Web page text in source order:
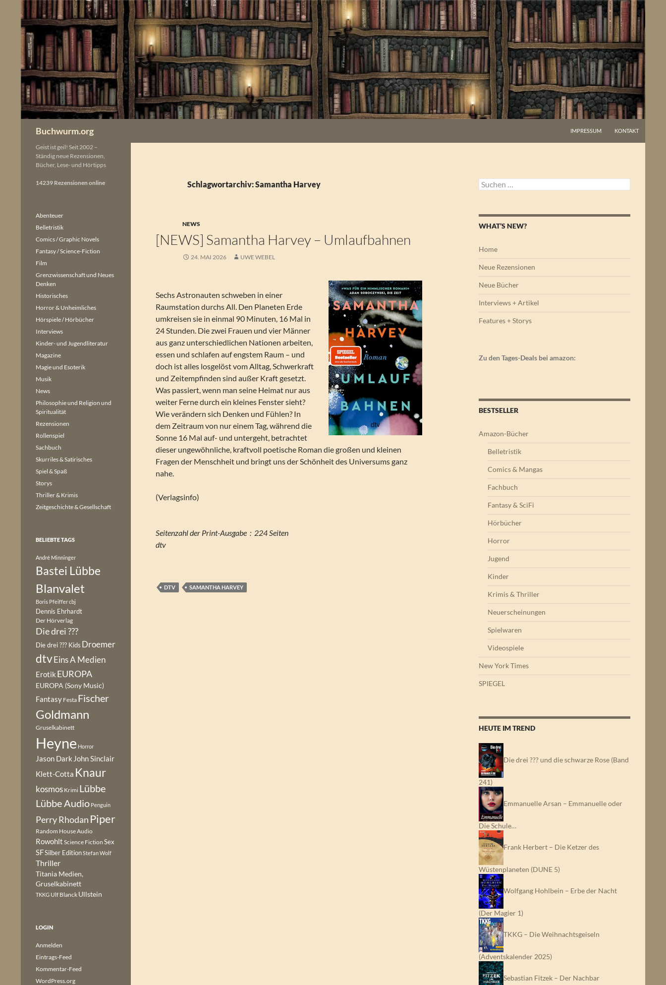
springen
Buchwurm.org IMPRESSUM KONTAKT
Schlagwortarchiv: Samantha Harvey
NEWS
[NEWS] Samantha Harvey – Umlaufbahnen
24. MAI 2026 UWE WEBEL
Sechs Astronauten schweben in einer
Raumstation durchs All. Den Planeten Erde
umkreisen sie in einmal 90 Minuten, 16 Mal in
24 Stunden. Die zwei Frauen und vier Männer
aus ganz unterschiedlichen Nationen arbeiten,
essen und schlafen auf engstem Raum – und
doch ist alles losgelöst vom Alltag, Schwerkraft
und Zeitempfinden sind außer Kraft gesetzt.
Was passiert, wenn man seine Heimat nur aus
weiter Ferne durch ein kleines Fenster sieht?
Wie verändern sich Denken und Fühlen? In
dem Zeitraum von nur einem Tag, während die
Sonne 16 Mal auf- und untergeht, betrachtet
dieser ungewöhnliche, kraftvoll poetische Roman die großen und kleinen
Fragen der Menschheit und bringt uns der Schönheit des Universums ganz
nahe.
(Verlagsinfo)
Seitenzahl der Print-Ausgabe ‏ : ‎ 224 Seiten
dtv
DTV SAMANTHA HARVEY
Suchen
nach:
WHAT’S NEW?
Home
Neue Rezensionen
Neue Bücher
Interviews + Artikel
Features + Storys
Zu den Tages-Deals bei amazon:
BESTSELLER
Amazon-Bücher
Belletristik
Comics & Mangas
Fachbuch
Fantasy & SciFi
Hörbücher
Horror
Jugend
Kinder
Krimis & Thriller
Neuerscheinungen
Spielwaren
Videospiele
New York Times
SPIEGEL
HEUTE IM TREND
Die drei ??? und die schwarze Rose (Band
241)
Emmanuelle Arsan – Emmanuelle oder
Die Schule…
Frank Herbert – Die Ketzer des
Wüstenplaneten (DUNE 5)
Wolfgang Hohlbein – Erbe der Nacht
(Der Magier 1)
TKKG – Die Weihnachtsgeiseln
(Adventskalender 2025)
Sebastian Fitzek – Der Nachbar
Geist ist geil! Seit 2002 –
Ständig neue Rezensionen,
Bücher, Lese- und Hörtipps
14239 Rezensionen online
Abenteuer
Belletristik
Comics / Graphic Novels
Fantasy / Science-Fiction
Film
Grenzwissenschaft und Neues
Denken
Historisches
Horror & Unheimliches
Hörspiele / Hörbücher
Interviews
Kinder- und Jugendliteratur
Magazine
Magie und Esoterik
Musik
News
Philosophie und Religion und
Spiritualität
Rezensionen
Rollenspiel
Sachbuch
Skurriles & Satirisches
Spiel & Spaß
Storys
Thriller & Krimis
Zeitgeschichte & Gesellschaft
BELIEBTE TAGS
André Minninger
Bastei Lübbe
Blanvalet
Boris Pfeiffercbj
Dennis Ehrhardt
Der Hörverlag
Die drei ???
Die drei ??? Kids Droemer
dtvEins A Medien
Erotik EUROPA
EUROPA (Sony Music)
Fantasy Festa Fischer
Goldmann
Gruselkabinett
Heyne Horror
Jason Dark John Sinclair
Klett-Cotta Knaur
kosmos Krimi Lübbe
Lübbe Audio Penguin
Perry Rhodan Piper
Random House Audio
Rowohlt Science Fiction Sex
SFSilber EditionStefan Wolf
Thriller
Titania Medien,
Gruselkabinett
TKKG Ulf Blanck Ullstein
LOGIN
Anmelden
Eintrags-Feed
Kommentar-Feed
WordPress.org